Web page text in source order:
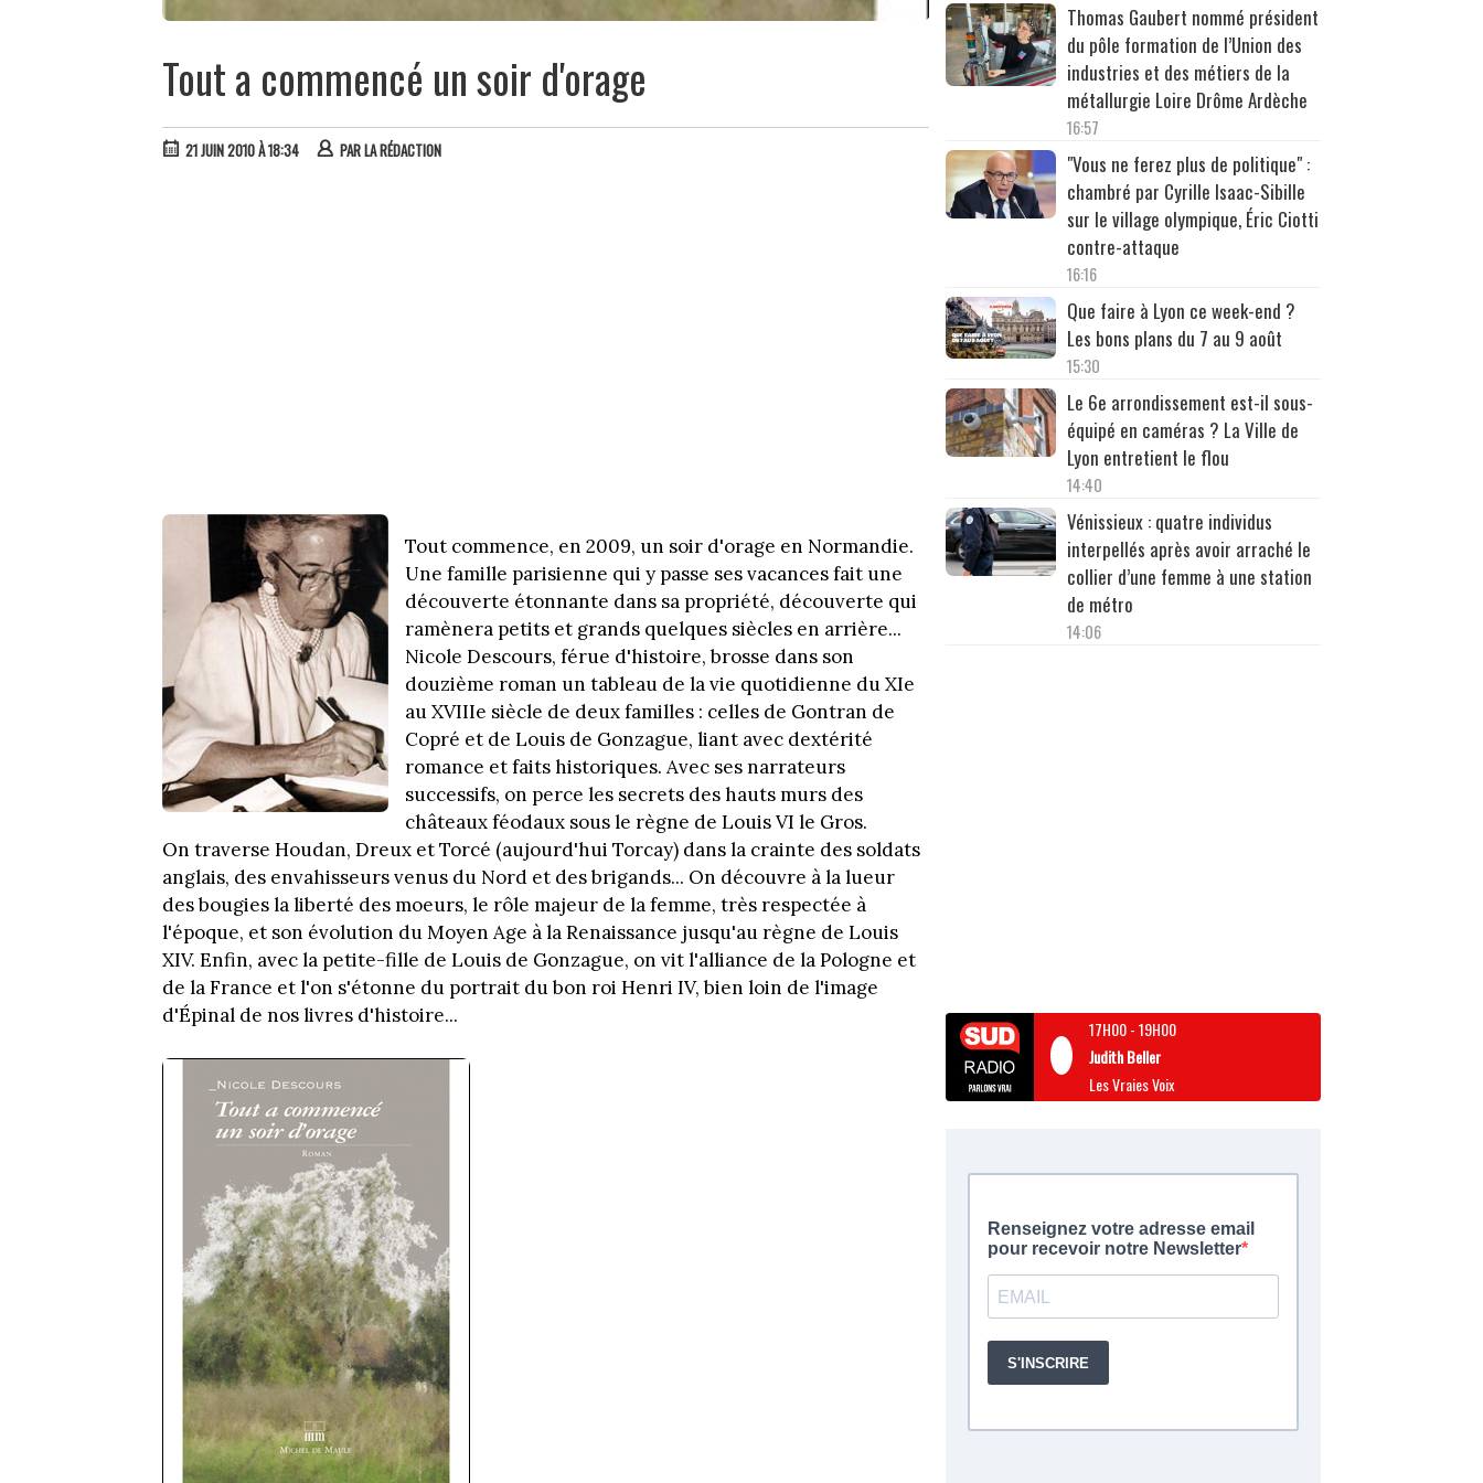
Tout a commencé un soir d'orage
21 JUIN 2010 À 18:34 PARLA RÉDACTION
Tout commence, en 2009, un soir d'orage en Normandie.
Une famille parisienne qui y passe ses vacances fait une
découverte étonnante dans sa propriété, découverte qui
ramènera petits et grands quelques siècles en arrière...
Nicole Descours, férue d'histoire, brosse dans son
douzième roman un tableau de la vie quotidienne du XIe
au XVIIIe siècle de deux familles : celles de Gontran de
Copré et de Louis de Gonzague, liant avec dextérité
romance et faits historiques. Avec ses narrateurs
successifs, on perce les secrets des hauts murs des
châteaux féodaux sous le règne de Louis VI le Gros.
On traverse Houdan, Dreux et Torcé (aujourd'hui Torcay) dans la crainte des soldats
anglais, des envahisseurs venus du Nord et des brigands... On découvre à la lueur
des bougies la liberté des moeurs, le rôle majeur de la femme, très respectée à
l'époque, et son évolution du Moyen Age à la Renaissance jusqu'au règne de Louis
XIV. Enfin, avec la petite-fille de Louis de Gonzague, on vit l'alliance de la Pologne et
de la France et l'on s'étonne du portrait du bon roi Henri IV, bien loin de l'image
d'Épinal de nos livres d'histoire...
Thomas Gaubert nommé président
du pôle formation de l’Union des
industries et des métiers de la
métallurgie Loire Drôme Ardèche
16:57
"Vous ne ferez plus de politique" :
chambré par Cyrille Isaac-Sibille
sur le village olympique, Éric Ciotti
contre-attaque
16:16
Que faire à Lyon ce week-end ?
Les bons plans du 7 au 9 août
15:30
Le 6e arrondissement est-il sous-
équipé en caméras ? La Ville de
Lyon entretient le flou
14:40
Vénissieux : quatre individus
interpellés après avoir arraché le
collier d’une femme à une station
de métro
14:06
17H00-19H00
Judith Beller
Les Vraies Voix